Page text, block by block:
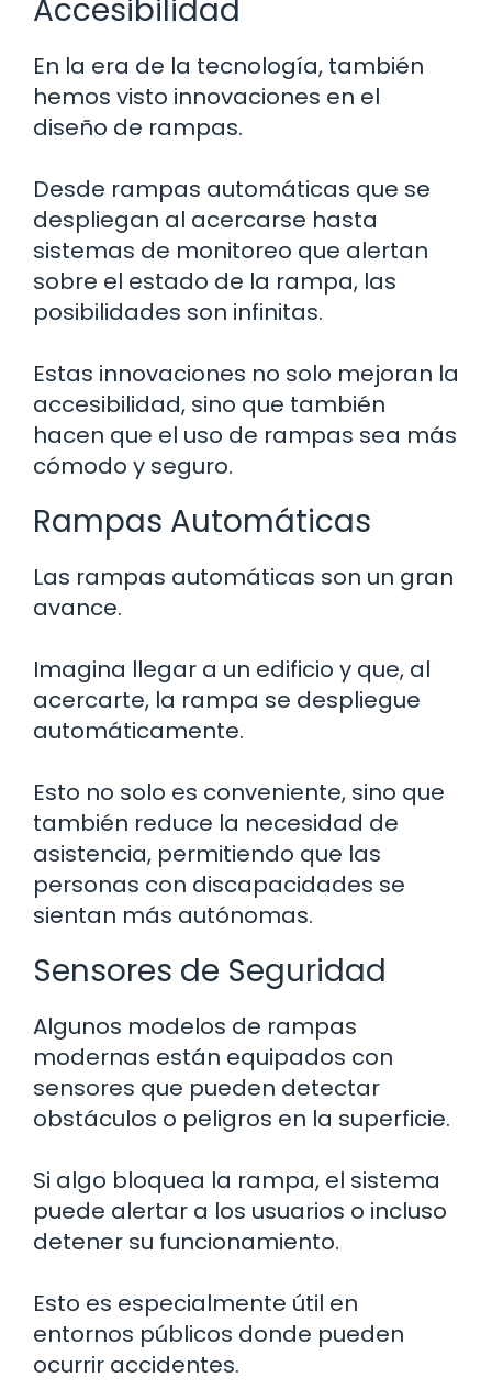
Accesibilidad
En la era de la tecnología, también
hemos visto innovaciones en el
diseño de rampas.
Desde rampas automáticas que se
despliegan al acercarse hasta
sistemas de monitoreo que alertan
sobre el estado de la rampa, las
posibilidades son infinitas.
Estas innovaciones no solo mejoran la
accesibilidad, sino que también
hacen que el uso de rampas sea más
cómodo y seguro.
Rampas Automáticas
Las rampas automáticas son un gran
avance.
Imagina llegar a un edificio y que, al
acercarte, la rampa se despliegue
automáticamente.
Esto no solo es conveniente, sino que
también reduce la necesidad de
asistencia, permitiendo que las
personas con discapacidades se
sientan más autónomas.
Sensores de Seguridad
Algunos modelos de rampas
modernas están equipados con
sensores que pueden detectar
obstáculos o peligros en la superficie.
Si algo bloquea la rampa, el sistema
puede alertar a los usuarios o incluso
detener su funcionamiento.
Esto es especialmente útil en
entornos públicos donde pueden
ocurrir accidentes.